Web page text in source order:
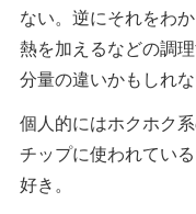
ない。逆にそれをわ
熱を加えるなどの調
分量の違いかもしれな
個人的にはホクホク
チップに使われてい
好き。